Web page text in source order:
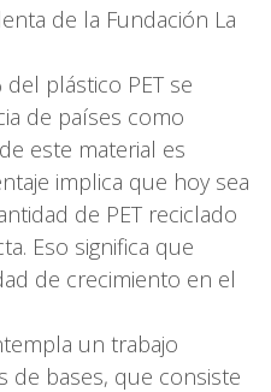
de la Fundación La
plástico PET se
de países como
este material es
implica que hoy sea
de PET reciclado
Eso significa que
de crecimiento en el
un trabajo
de bases, que consiste